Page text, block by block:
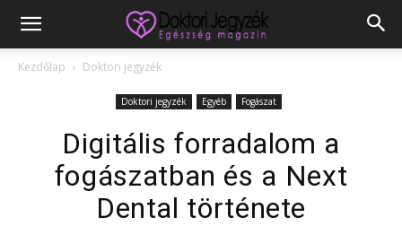
Kezdőlap Doktori jegyzék
Doktori jegyzék Egyéb Fogászat
Digitális forradalom a
fogászatban és a Next
Dental története